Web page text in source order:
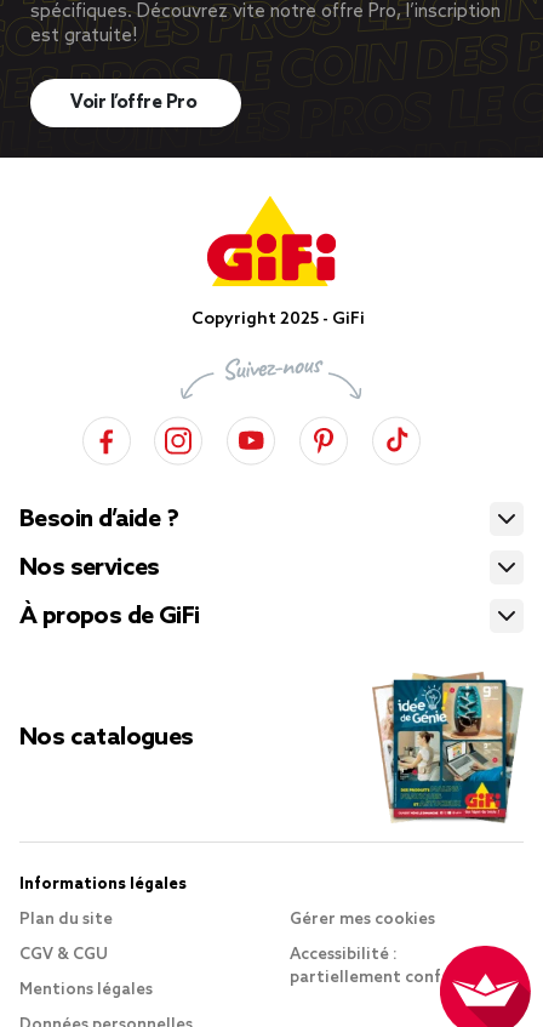
spécifiques. Découvrez vite notre offre Pro, l’inscription
est gratuite!
Voir l’offre Pro
Copyright 2025 - GiFi
Besoin d’aide ?
Nos services
À propos de GiFi
Nos catalogues
Informations légales
Plan du site
CGV & CGU
Mentions légales
Gérer mes cookies
Accessibilité :
partiellement conforme